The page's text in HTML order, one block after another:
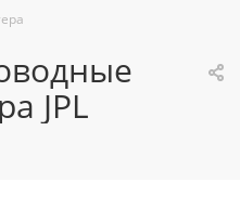
JPL